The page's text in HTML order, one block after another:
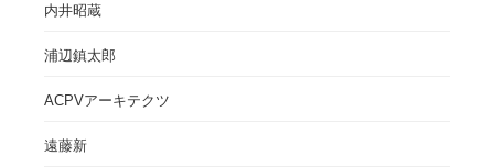
内井昭蔵
浦辺鎮太郎
ACPVアーキテクツ
遠藤新